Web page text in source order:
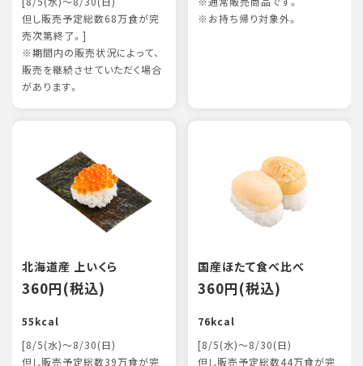
但し販売予定総数68万食が完
売次第終了。]
※期間内の販売状況によって、
販売を継続させていただく場合
があります。
※お持ち帰り対象外。
北海道産 上いくら
360円(税込)
55kcal
[8/5(水)～8/30(日)
但し販売予定総数39万食が完
国産ほたて食べ比べ
360円(税込)
76kcal
[8/5(水)～8/30(日)
但し販売予定総数44万食が完